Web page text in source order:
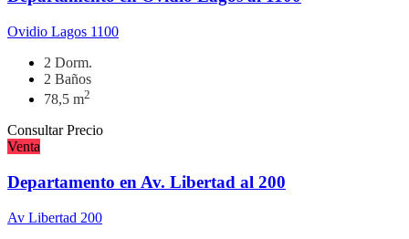
Ovidio Lagos 1100
2 Dorm.
2 Baños
78,5 m2
Consultar Precio
Venta
Departamento en Av. Libertad al 200
Av Libertad 200